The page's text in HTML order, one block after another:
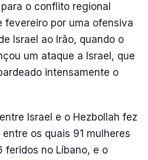
o conflito regional
fevereiro por uma ofensiva
Israel ao Irão, quando o
um ataque a Israel, que
intensamente o
Israel e o Hezbollah fez
os quais 91 mulheres
feridos no Líbano, e o